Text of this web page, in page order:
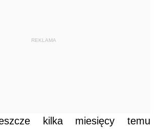
REKLAMA
kilka miesięcy temu